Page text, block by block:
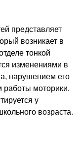
представляет
возникает в
тонкой
изменениями в
нарушением его
работы моторики.
у
возраста.